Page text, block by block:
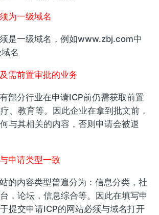
为一级域名
一级域名，例如www.zbj.com中
名
需前置审批的业务
分行业在申请ICP前仍需获取前置
、教育等。因此企业在拿到批文前，
与其相关的内容，否则申请会被退
申请类型一致
内容类型普遍分为：信息分类，社
，论坛，信息综合等。因此在填写申
提交申请ICP的网站必须与域名打开